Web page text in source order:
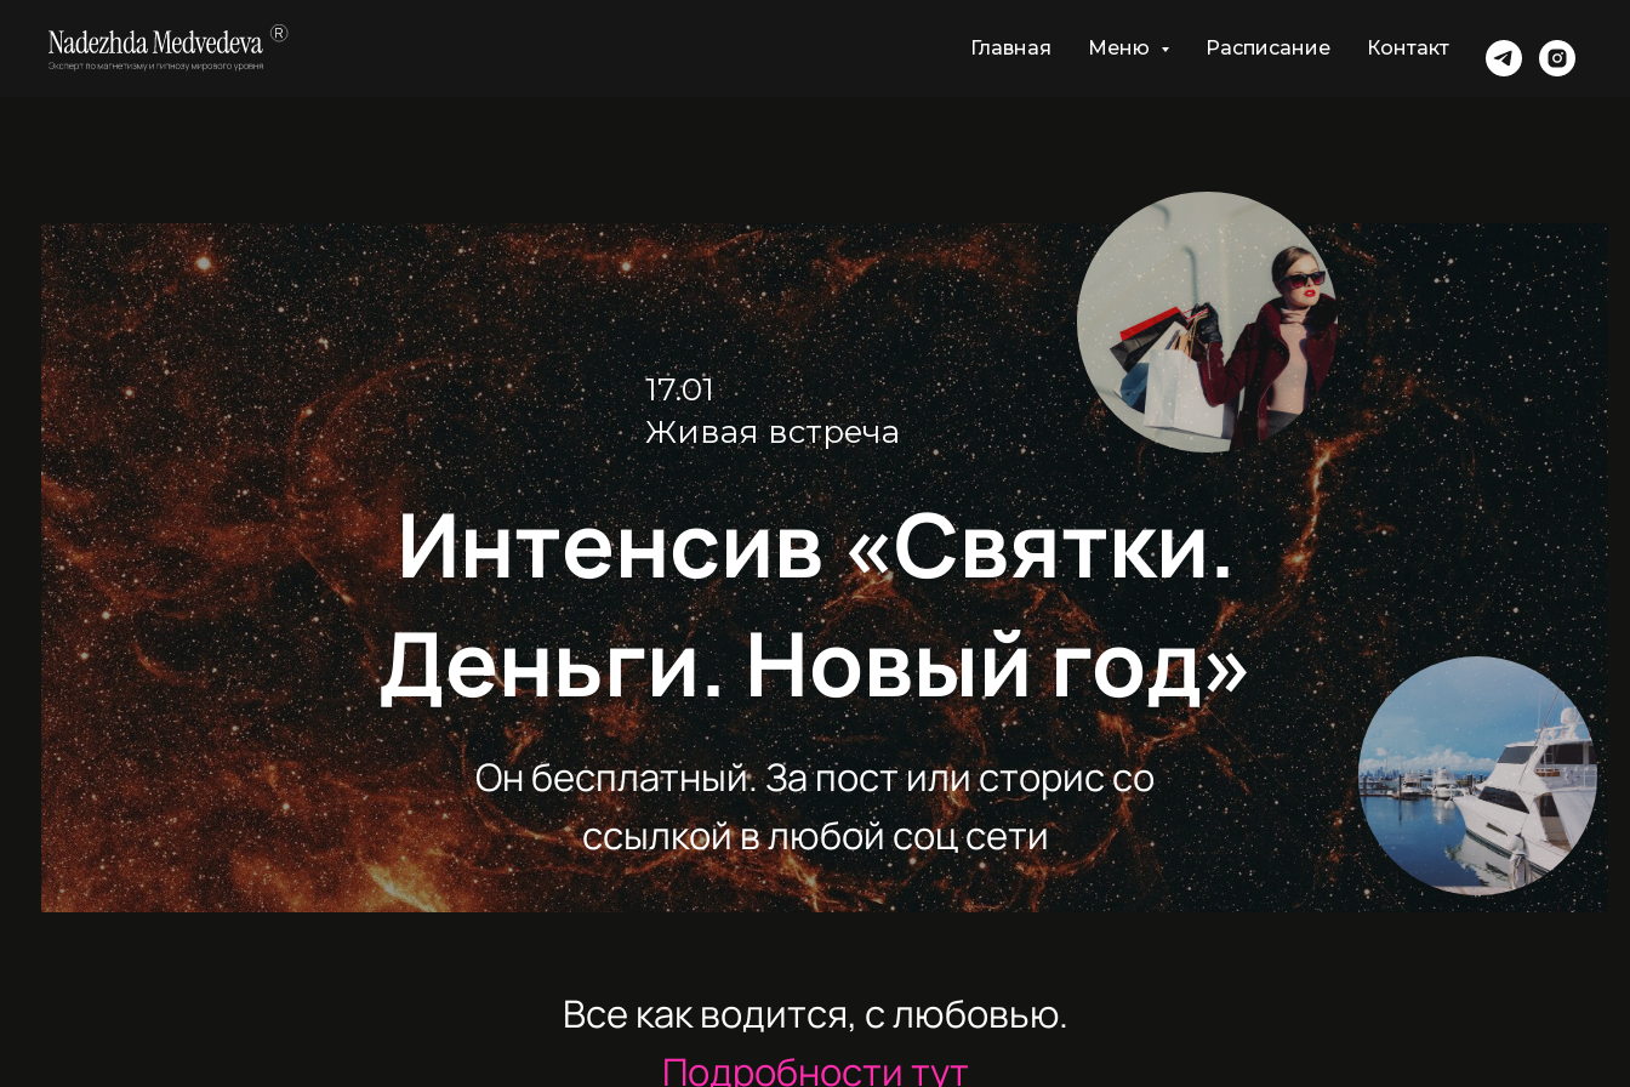
Главная Меню Расписание Контакт
Интенсив «Святки.
Деньги. Новый год»
17.01
Живая встреча
Все как водится, с любовью.
Подробности тут
Он бесплатный. За пост или сторис со
ссылкой в любой соц сети